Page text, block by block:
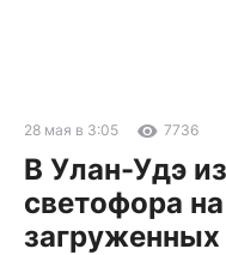
28 мая в 3:05 7736
В Улан-Удэ
светофора
загруженных